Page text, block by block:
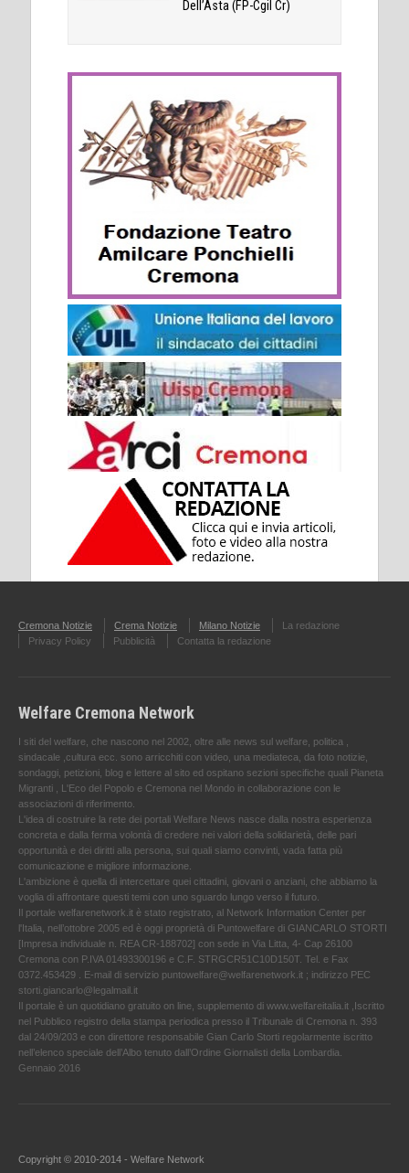
Dell’Asta (FP-Cgil Cr)
Cremona Notizie Crema Notizie Milano Notizie
La redazione
Privacy Policy
Pubblicità Contatta la redazione
Welfare Cremona Network
I siti del welfare, che nascono nel 2002, oltre alle news sul welfare, politica ,
sindacale ,cultura ecc. sono arricchiti con video, una mediateca, da foto notizie,
sondaggi, petizioni, blog e lettere al sito ed ospitano sezioni specifiche quali Pianeta
Migranti , L'Eco del Popolo e Cremona nel Mondo in collaborazione con le
associazioni di riferimento.
L'idea di costruire la rete dei portali Welfare News nasce dalla nostra esperienza
concreta e dalla ferma volontà di credere nei valori della solidarietà, delle pari
opportunità e dei diritti alla persona, sui quali siamo convinti, vada fatta più
comunicazione e migliore informazione.
L'ambizione è quella di intercettare quei cittadini, giovani o anziani, che abbiamo la
voglia di affrontare questi temi con uno sguardo lungo verso il futuro.
Il portale welfarenetwork.it è stato registrato, al Network Information Center per
l'Italia, nell’ottobre 2005 ed è oggi proprietà di Puntowelfare di GIANCARLO STORTI
[Impresa individuale n. REA CR-188702] con sede in Via Litta, 4- Cap 26100
Cremona con P.IVA 01493300196 e C.F. STRGCR51C10D150T. Tel. e Fax
0372.453429 . E-mail di servizio puntowelfare@welfarenetwork.it ; indirizzo PEC
storti.giancarlo@legalmail.it
Il portale è un quotidiano gratuito on line, supplemento di www.welfareitalia.it ,Iscritto
nel Pubblico registro della stampa periodica presso il Tribunale di Cremona n. 393
dal 24/09/203 e con direttore responsabile Gian Carlo Storti regolarmente iscritto
nell’elenco speciale dell’Albo tenuto dall’Ordine Giornalisti della Lombardia.
Gennaio 2016
Copyright © 2010-2014 - Welfare Network